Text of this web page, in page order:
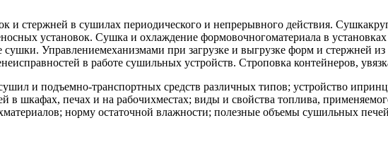
и стержней в сушилах периодического и непрерывного действия.
установок. Сушка и охлаждение формовочногоматериала в
Управлениемеханизмами при загрузке и выгрузке форм и стержней из
в работе сушильных устройств. Строповка контейнеров,
и подъемно-транспортных средств различных типов; устройство
шкафах, печах и на рабочихместах; виды и свойства топлива,
норму остаточной влажности; полезные объемы сушильных